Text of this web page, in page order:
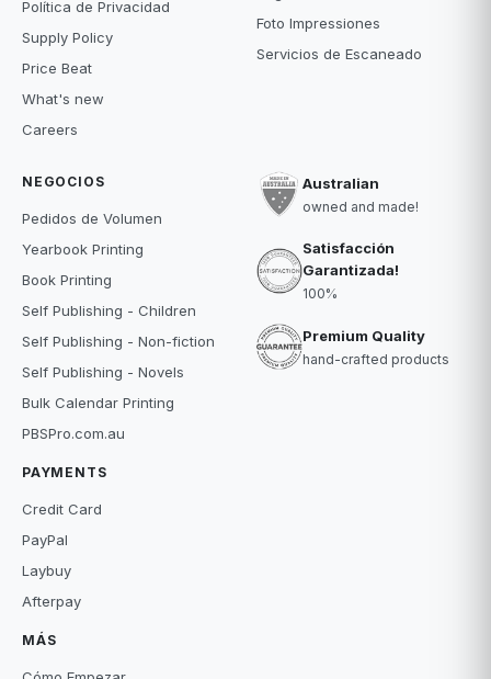
Política de Privacidad
Supply Policy
Price Beat
What's new
Careers
Foto Impressiones
Servicios de Escaneado
NEGOCIOS
Pedidos de Volumen
Yearbook Printing
Book Printing
Self Publishing - Children
Self Publishing - Non-fiction
Self Publishing - Novels
Bulk Calendar Printing
PBSPro.com.au
PAYMENTS
Credit Card
PayPal
Laybuy
Afterpay
MÁS
Australian
owned and made!
Satisfacción
Garantizada!
100%
Premium Quality
hand-crafted products